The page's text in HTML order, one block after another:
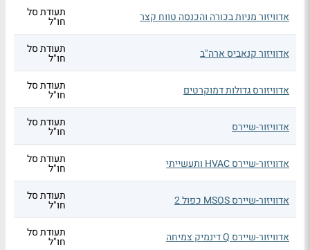
אדוויזור מניות בכורה והכנסה טווח קצר תעודת סל
חו"ל
אדוויזור קנאביס ארה"ב תעודת סל
חו"ל
אדוויזורס גדולות דמוקרטים תעודת סל
חו"ל
אדוויזור-שיירס תעודת סל
חו"ל
אדוויזור-שיירס HVAC ותעשייתי תעודת סל
חו"ל
אדוויזור-שיירס MSOS כפול 2 תעודת סל
חו"ל
אדוויזור-שיירס Q דינמיק צמיחה תעודת סל
חו"ל